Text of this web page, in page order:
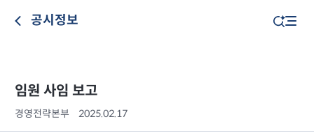
공시정보
임원 사임 보고
경영전략본부 2025.02.17